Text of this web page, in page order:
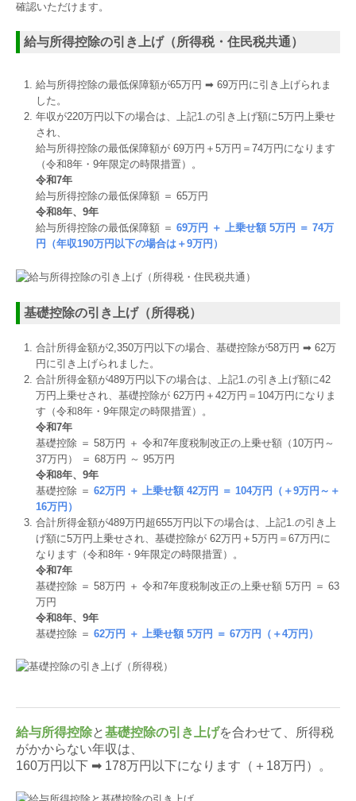
確認いただけます。
給与所得控除の引き上げ（所得税・住民税共通）
給与所得控除の最低保障額が65万円 ➡ 69万円に引き上げられま
した。
年収が220万円以下の場合は、上記1.の引き上げ額に5万円上乗せ
され、
給与所得控除の最低保障額が 69万円＋5万円＝74万円になります
（令和8年・9年限定の時限措置）。
令和7年
給与所得控除の最低保障額 ＝ 65万円
令和8年、9年
給与所得控除の最低保障額 ＝ 69万円 ＋ 上乗せ額 5万円 ＝ 74万
円（年収190万円以下の場合は＋9万円）
基礎控除の引き上げ（所得税）
合計所得⾦額が2,350万円以下の場合、基礎控除が58万円 ➡ 62万
円に引き上げられました。
合計所得⾦額が489万円以下の場合は、上記1.の引き上げ額に42
万円上乗せされ、基礎控除が 62万円＋42万円＝104万円になりま
す（令和8年・9年限定の時限措置）。
令和7年
基礎控除 ＝ 58万円 ＋ 令和7年度税制改正の上乗せ額（10万円～
37万円） ＝ 68万円 ～ 95万円
令和8年、9年
基礎控除 ＝ 62万円 ＋ 上乗せ額 42万円 ＝ 104万円（＋9万円～＋
16万円）
合計所得⾦額が489万円超655万円以下の場合は、上記1.の引き上
げ額に5万円上乗せされ、基礎控除が 62万円＋5万円＝67万円に
なります（令和8年・9年限定の時限措置）。
令和7年
基礎控除 ＝ 58万円 ＋ 令和7年度税制改正の上乗せ額 5万円 ＝ 63
万円
令和8年、9年
基礎控除 ＝ 62万円 ＋ 上乗せ額 5万円 ＝ 67万円（＋4万円）
給与所得控除と基礎控除の引き上げを合わせて、所得税
がかからない年収は、
160万円以下 ➡ 178万円以下になります（＋18万円）。